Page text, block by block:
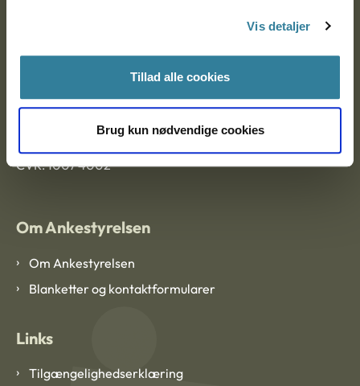
Vis detaljer
Tillad alle cookies
Brug kun nødvendige cookies
Ankestyrelsen København
CVR: 1007 4002
Om Ankestyrelsen
Om Ankestyrelsen
Blanketter og kontaktformularer
Links
Tilgængelighedserklæring